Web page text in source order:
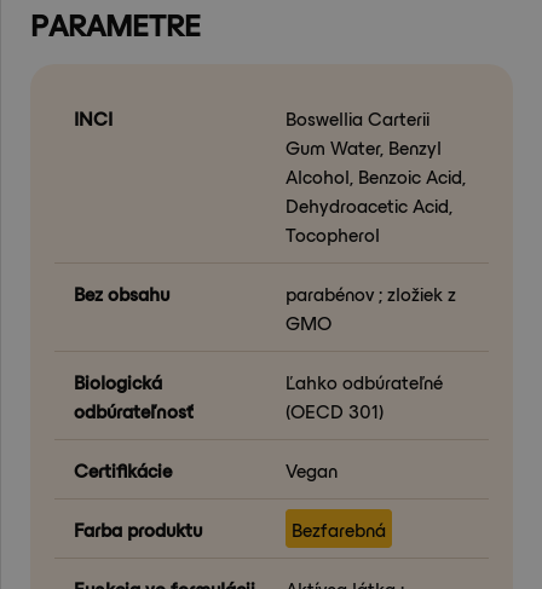
PARAMETRE
INCI
Boswellia Carterii
Gum Water, Benzyl
Alcohol, Benzoic Acid,
Dehydroacetic Acid,
Tocopherol
Bez obsahu
parabénov ; zložiek z
GMO
Biologická
odbúrateľnosť
Ľahko odbúrateľné
(OECD 301)
Certifikácie Vegan
Farba produktu Bezfarebná